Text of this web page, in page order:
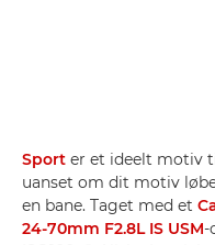
Sport er et ideelt motiv
uanset om dit motiv
en bane. Taget med et
24-70mm F2.8L IS USM-